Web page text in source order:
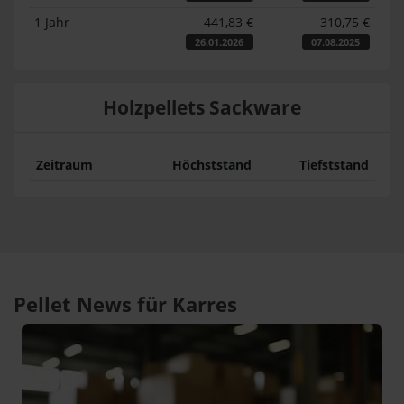
1 Jahr 441,83 €
26.01.2026
310,75 €
07.08.2025
Holzpellets Sackware
Zeitraum Höchststand Tiefststand
Pellet News für Karres